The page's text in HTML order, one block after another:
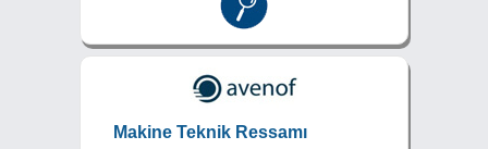
Makine Teknik Ressamı